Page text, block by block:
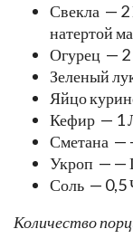
Свекла — 2
натертой
Огурец —
Зеленый
Яйцо
Кефир — 1
Сметана —
Укроп — —
Соль — 0,5
Количество